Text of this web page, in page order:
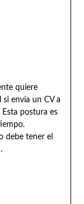
quiere
envía un CV a
postura es
debe tener el